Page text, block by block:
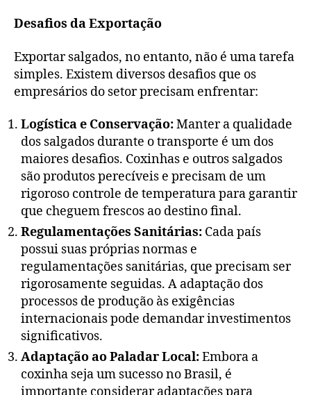
Desafios da Exportação
Exportar salgados, no entanto, não é uma tarefa
simples. Existem diversos desafios que os
empresários do setor precisam enfrentar:
Logística e Conservação:Manter a qualidade
dos salgados durante o transporte é um dos
maiores desafios. Coxinhas e outros salgados
são produtos perecíveis e precisam de um
rigoroso controle de temperatura para garantir
que cheguem frescos ao destino final.
Regulamentações Sanitárias: Cada país
possui suas próprias normas e
regulamentações sanitárias, que precisam ser
rigorosamente seguidas. A adaptação dos
processos de produção às exigências
internacionais pode demandar investimentos
significativos.
Adaptação ao Paladar Local:Embora a
coxinha seja um sucesso no Brasil, é